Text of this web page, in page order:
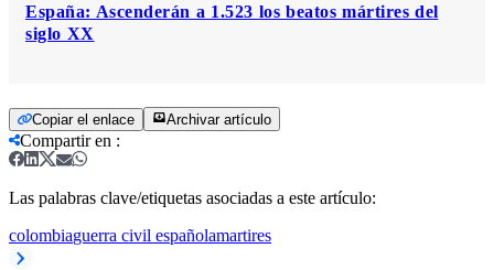
España: Ascenderán a 1.523 los beatos mártires del
siglo XX
Copiar el enlace Archivar artículo
Compartir en :
Las palabras clave/etiquetas asociadas a este artículo:
colombiaguerra civil españolamartires